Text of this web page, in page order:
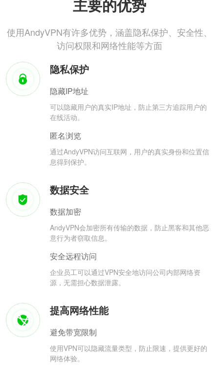
主要的优势
使用AndyVPN有许多优势，涵盖隐私保护、安全性、
访问权限和网络性能等方面
隐私保护
隐藏IP地址
可以隐藏用户的真实IP地址，防止第三方追踪用户的
在线活动。
匿名浏览
通过AndyVPN访问互联网，用户的真实身份和位置信
息得到保护。
数据安全
数据加密
AndyVPN会加密所有传输的数据，防止黑客和其他恶
意行为者窃取信息。
安全远程访问
企业员工可以通过VPN安全地访问公司内部网络资
源，无需担心数据泄露。
提高网络性能
避免带宽限制
使用VPN可以隐藏流量类型，防止限速，提供更好的
网络体验。